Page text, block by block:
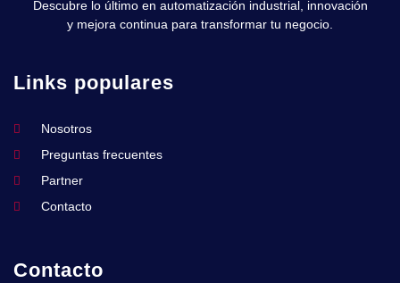
Descubre lo último en automatización industrial, innovación
y mejora continua para transformar tu negocio.
Links populares
Nosotros
Preguntas frecuentes
Partner
Contacto
Contacto